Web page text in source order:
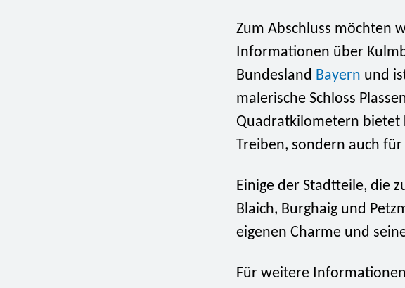
Zum Abschluss möchten
Informationen über
Bundesland Bayern und
malerische Schloss
Quadratkilometern bietet
Treiben, sondern auch
Einige der Stadtteile, die
Blaich, Burghaig und
eigenen Charme und
Für weitere